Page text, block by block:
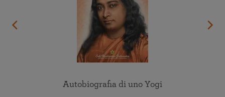
Autobiografia di uno Yogi